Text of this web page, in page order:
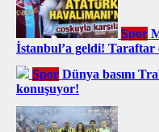
Spor
İstanbul’a geldi! Taraftar
Spor Dünya basını
konuşuyor!